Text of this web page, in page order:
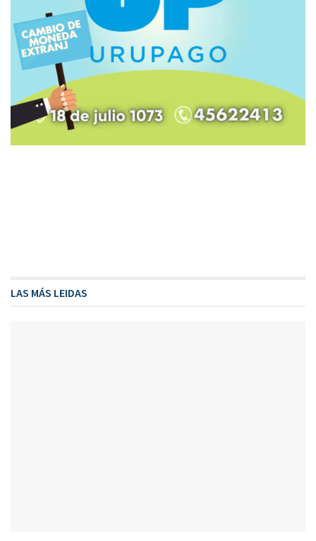
LAS MÁS LEIDAS